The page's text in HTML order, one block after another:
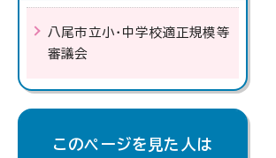
八尾市立小・中学校適正規模等
審議会
このページを見た人は